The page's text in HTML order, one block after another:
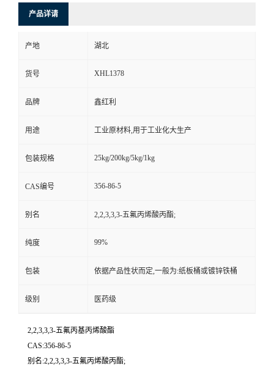
产品详请
产地 湖北
货号 XHL1378
品牌 鑫红利
用途 工业原材料,用于工业化大生产
包装规格 25kg/200kg/5kg/1kg
CAS编号 356-86-5
别名 2,2,3,3,3-五氟丙烯酸丙酯;
纯度 99%
包装 依据产品性状而定,一般为:纸板桶或镀锌铁桶
级别 医药级
2,2,3,3,3-五氟丙基丙烯酸酯
CAS:356-86-5
别名:2,2,3,3,3-五氟丙烯酸丙酯;